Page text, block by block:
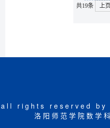
共19条 上
all rights reserved by 洛
洛阳师范学院数学